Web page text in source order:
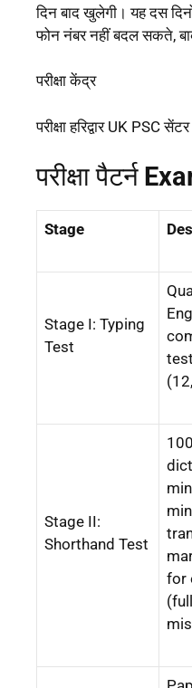
दिन बाद खुलेगी। यह दस
फोन नंबर नहीं बदल सकते,
परीक्षा केंद्र
परीक्षा हरिद्वार UK PSC
परीक्षा पैटर्न
Stage
Stage I: Typing
Test
Stage II:
Shorthand Test
for